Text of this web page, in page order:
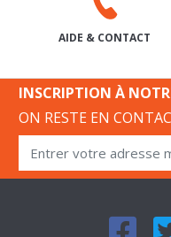
AIDE & CONTACT
INSCRIPTION À
ON RESTE EN